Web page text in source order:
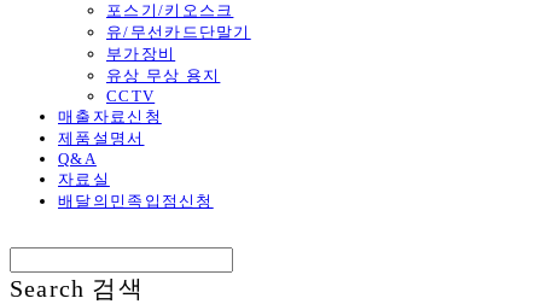
포스기/키오스크
유/무선카드단말기
부가장비
유상 무상 용지
CCTV
매출자료신청
제품설명서
Q&A
자료실
배달의민족입점신청
Search 검색